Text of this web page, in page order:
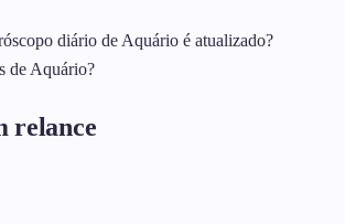
diário de Aquário é atualizado?
de Aquário?
relance